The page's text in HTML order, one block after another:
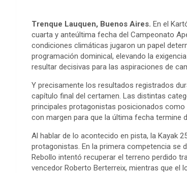
Trenque Lauquen, Buenos Aires. En el
cuarta y anteúltima fecha del Campeonato
condiciones climáticas jugaron un papel
programación dominical, elevando la
resultar decisivas para las aspiraciones de
Y precisamente los resultados registrados
capítulo final del certamen. Las distintas
principales protagonistas posicionados
con margen para que la última fecha termine
Al hablar de lo acontecido en pista, la Kayak
protagonistas. En la primera competencia se
Rebollo intentó recuperar el terreno perdido
vencedor Roberto Berterreix, mientras que el